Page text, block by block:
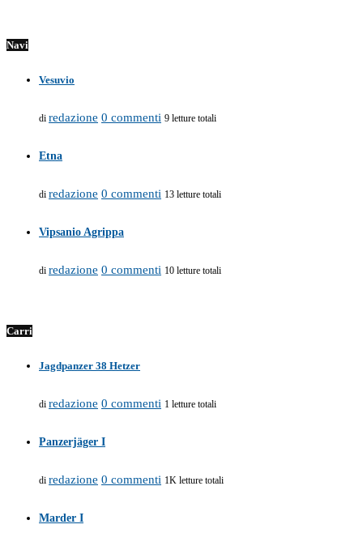
Navi
Vesuvio
di redazione 0 commenti 9 letture totali
Etna
di redazione 0 commenti 13 letture totali
Vipsanio Agrippa
di redazione 0 commenti 10 letture totali
Carri
Jagdpanzer 38 Hetzer
di redazione 0 commenti 1 letture totali
Panzerjäger I
di redazione 0 commenti 1K letture totali
Marder I